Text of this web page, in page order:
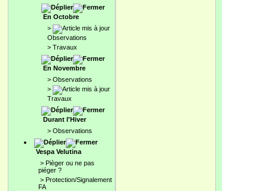
En Octobre
>
Observations
> Travaux
En Novembre
> Observations
>
Travaux
Durant l'Hiver
> Observations
Vespa Velutina
> Pièger ou ne pas
piéger ?
> Protection/Signalement
FA